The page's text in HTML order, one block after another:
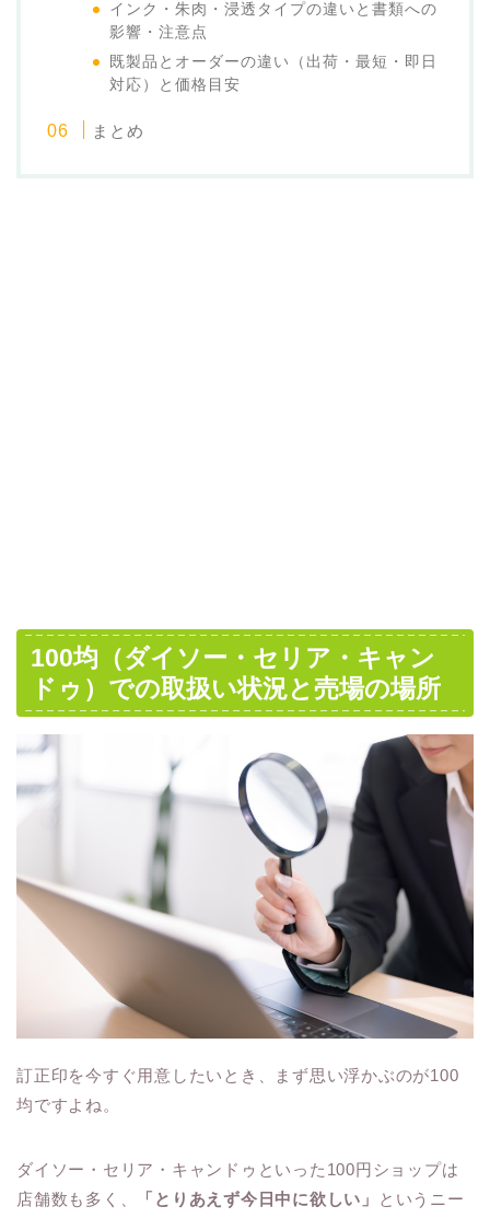
インク・朱肉・浸透タイプの違いと書類への
影響・注意点
既製品とオーダーの違い（出荷・最短・即日
対応）と価格目安
まとめ
100均（ダイソー・セリア・キャン
ドゥ）での取扱い状況と売場の場所
訂正印を今すぐ用意したいとき、まず思い浮かぶのが100
均ですよね。
ダイソー・セリア・キャンドゥといった100円ショップは
店舗数も多く、
「とりあえず今日中に欲しい」 というニー